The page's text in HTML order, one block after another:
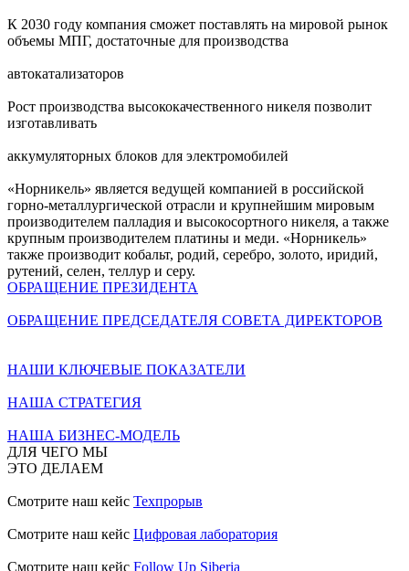
К 2030 году компания сможет поставлять на мировой рынок
объемы МПГ, достаточные для производства
автокатализаторов
Рост производства высококачественного никеля позволит
изготавливать
аккумуляторных блоков для электромобилей
«Норникель» является ведущей компанией в российской
горно-металлургической отрасли и крупнейшим мировым
производителем палладия и высокосортного никеля, а также
крупным производителем платины и меди. «Норникель»
также производит кобальт, родий, серебро, золото, иридий,
рутений, селен, теллур и серу.
ОБРАЩЕНИЕ ПРЕЗИДЕНТА
ОБРАЩЕНИЕ ПРЕДСЕДАТЕЛЯ СОВЕТА ДИРЕКТОРОВ
НАШИ КЛЮЧЕВЫЕ ПОКАЗАТЕЛИ
НАША СТРАТЕГИЯ
НАША БИЗНЕС-МОДЕЛЬ
ДЛЯ ЧЕГО МЫ
ЭТО ДЕЛАЕМ
Смотрите наш кейс Техпрорыв
Смотрите наш кейс Цифровая лаборатория
Смотрите наш кейс Follow Up Siberia